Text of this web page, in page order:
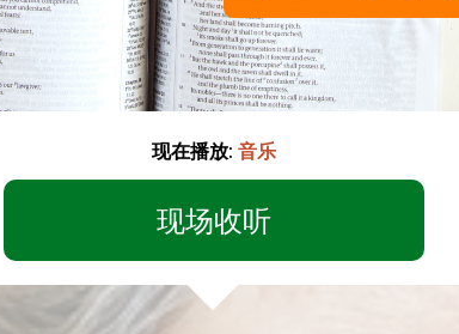
现在播放: 音乐
现场收听